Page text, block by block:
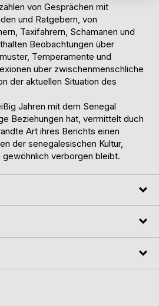
von Gesprächen mit
und Ratgebern, von
Taxifahrern, Schamanen und
Beobachtungen über
Temperamente und
über zwischenmenschliche
der aktuellen Situation des
Jahren mit dem Senegal
Beziehungen hat, vermittelt duch
Art ihres Berichts einen
der senegalesischen Kultur,
verborgen bleibt.